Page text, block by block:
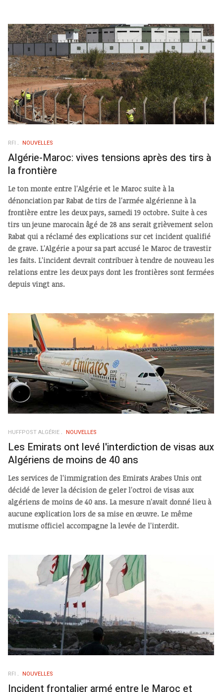
RFI NOUVELLES
Algérie-Maroc: vives tensions après des tirs à
la frontière
Le ton monte entre l'Algérie et le Maroc suite à la
dénonciation par Rabat de tirs de l'armée algérienne à la
frontière entre les deux pays, samedi 19 octobre. Suite à ces
tirs un jeune marocain âgé de 28 ans serait grièvement selon
Rabat qui a réclamé des explications sur cet incident qualifié
de grave. L'Algérie a pour sa part accusé le Maroc de travestir
les faits. L'incident devrait contribuer à tendre de nouveau les
relations entre les deux pays dont les frontières sont fermées
depuis vingt ans.
HUFFPOST ALGÉRIE NOUVELLES
Les Emirats ont levé l'interdiction de visas aux
Algériens de moins de 40 ans
Les services de l'immigration des Emirats Arabes Unis ont
décidé de lever la décision de geler l'octroi de visas aux
algériens de moins de 40 ans. La mesure n'avait donné lieu à
aucune explication lors de sa mise en œuvre. Le même
mutisme officiel accompagne la levée de l'interdit.
RFI NOUVELLES
Incident frontalier armé entre le Maroc et